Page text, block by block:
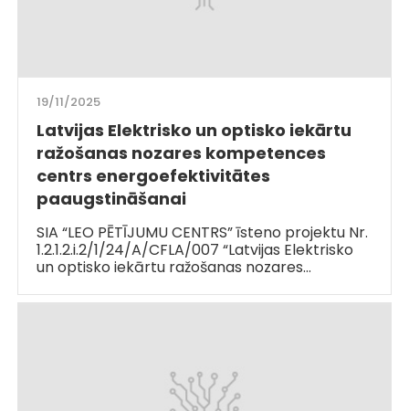
19/11/2025
Latvijas Elektrisko un optisko iekārtu
ražošanas nozares kompetences
centrs energoefektivitātes
paaugstināšanai
SIA “LEO PĒTĪJUMU CENTRS” īsteno projektu Nr.
1.2.1.2.i.2/1/24/A/CFLA/007 “Latvijas Elektrisko
un optisko iekārtu ražošanas nozares…